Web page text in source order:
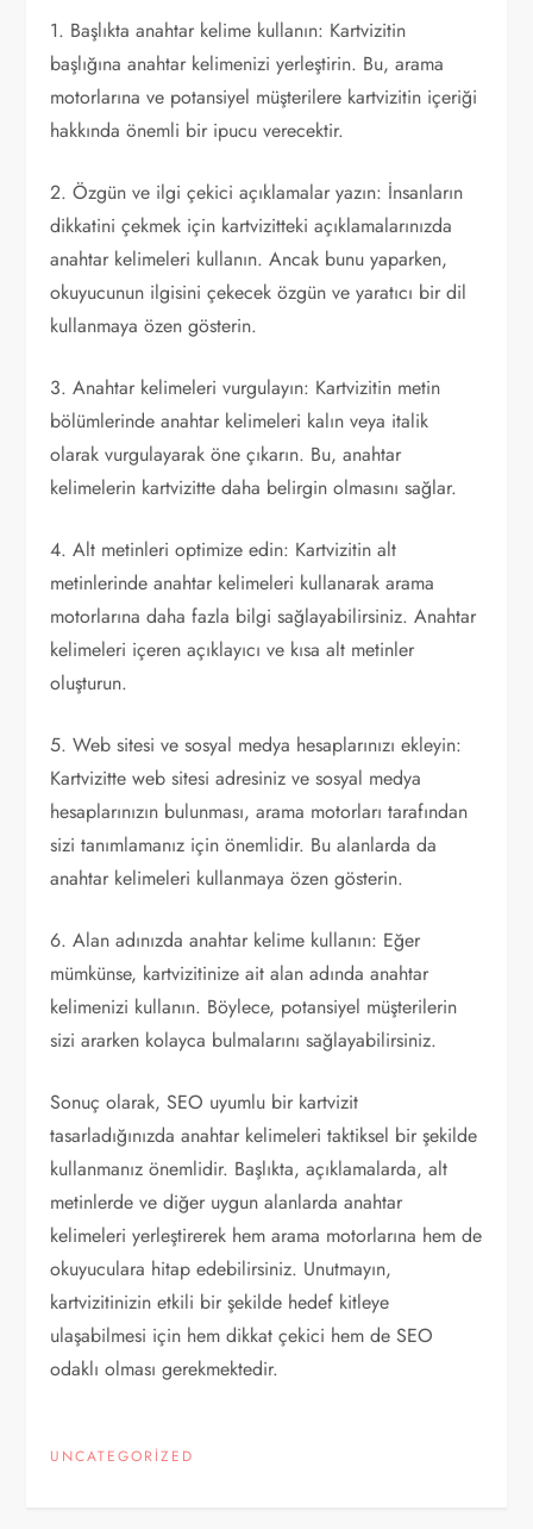
1. Başlıkta anahtar kelime kullanın: Kartvizitin
başlığına anahtar kelimenizi yerleştirin. Bu, arama
motorlarına ve potansiyel müşterilere kartvizitin içeriği
hakkında önemli bir ipucu verecektir.
2. Özgün ve ilgi çekici açıklamalar yazın: İnsanların
dikkatini çekmek için kartvizitteki açıklamalarınızda
anahtar kelimeleri kullanın. Ancak bunu yaparken,
okuyucunun ilgisini çekecek özgün ve yaratıcı bir dil
kullanmaya özen gösterin.
3. Anahtar kelimeleri vurgulayın: Kartvizitin metin
bölümlerinde anahtar kelimeleri kalın veya italik
olarak vurgulayarak öne çıkarın. Bu, anahtar
kelimelerin kartvizitte daha belirgin olmasını sağlar.
4. Alt metinleri optimize edin: Kartvizitin alt
metinlerinde anahtar kelimeleri kullanarak arama
motorlarına daha fazla bilgi sağlayabilirsiniz. Anahtar
kelimeleri içeren açıklayıcı ve kısa alt metinler
oluşturun.
5. Web sitesi ve sosyal medya hesaplarınızı ekleyin:
Kartvizitte web sitesi adresiniz ve sosyal medya
hesaplarınızın bulunması, arama motorları tarafından
sizi tanımlamanız için önemlidir. Bu alanlarda da
anahtar kelimeleri kullanmaya özen gösterin.
6. Alan adınızda anahtar kelime kullanın: Eğer
mümkünse, kartvizitinize ait alan adında anahtar
kelimenizi kullanın. Böylece, potansiyel müşterilerin
sizi ararken kolayca bulmalarını sağlayabilirsiniz.
Sonuç olarak, SEO uyumlu bir kartvizit
tasarladığınızda anahtar kelimeleri taktiksel bir şekilde
kullanmanız önemlidir. Başlıkta, açıklamalarda, alt
metinlerde ve diğer uygun alanlarda anahtar
kelimeleri yerleştirerek hem arama motorlarına hem de
okuyuculara hitap edebilirsiniz. Unutmayın,
kartvizitinizin etkili bir şekilde hedef kitleye
ulaşabilmesi için hem dikkat çekici hem de SEO
odaklı olması gerekmektedir.
UNCATEGORIZED